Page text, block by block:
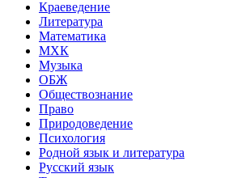
Краеведение
Литература
Математика
МХК
Музыка
ОБЖ
Обществознание
Право
Природоведение
Психология
Родной язык и литература
Русский язык